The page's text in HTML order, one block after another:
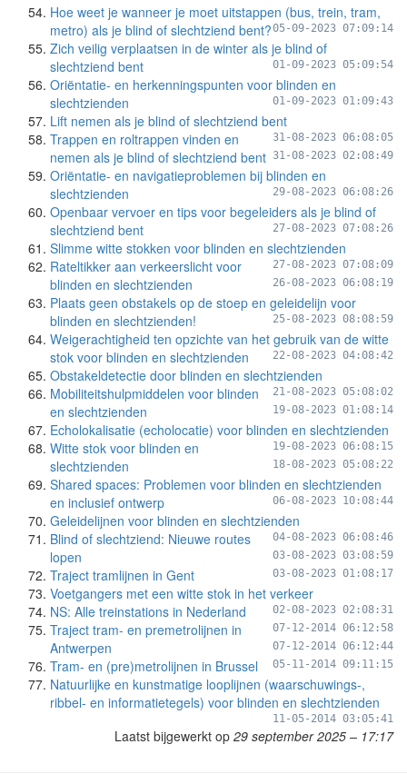
Hoe weet je wanneer je moet uitstappen (bus, trein, tram,
metro) als je blind of slechtziend bent?05-09-2023 07:09:14
Zich veilig verplaatsen in de winter als je blind of
slechtziend bent
01-09-2023 05:09:54
Oriëntatie- en herkenningspunten voor blinden en
slechtzienden
01-09-2023 01:09:43
Lift nemen als je blind of slechtziend bent
31-08-2023 06:08:05
Trappen en roltrappen vinden en
nemen als je blind of slechtziend bent 31-08-2023 02:08:49
Oriëntatie- en navigatieproblemen bij blinden en
slechtzienden
29-08-2023 06:08:26
Openbaar vervoer en tips voor begeleiders als je blind of
slechtziend bent
27-08-2023 07:08:26
Slimme witte stokken voor blinden en slechtzienden
27-08-2023 07:08:09
Rateltikker aan verkeerslicht voor
blinden en slechtzienden
26-08-2023 06:08:19
Plaats geen obstakels op de stoep en geleidelijn voor
blinden en slechtzienden!
25-08-2023 08:08:59
Weigerachtigheid ten opzichte van het gebruik van de witte
stok voor blinden en slechtzienden
22-08-2023 04:08:42
Obstakeldetectie door blinden en slechtzienden
21-08-2023 05:08:02
Mobiliteitshulpmiddelen voor blinden
en slechtzienden
19-08-2023 01:08:14
Echolokalisatie (echolocatie) voor blinden en slechtzienden
19-08-2023 06:08:15
Witte stok voor blinden en
slechtzienden
18-08-2023 05:08:22
Shared spaces: Problemen voor blinden en slechtzienden
en inclusief ontwerp
06-08-2023 10:08:44
Geleidelijnen voor blinden en slechtzienden
04-08-2023 06:08:46
Blind of slechtziend: Nieuwe routes
lopen
03-08-2023 03:08:59
Traject tramlijnen in Gent 03-08-2023 01:08:17
Voetgangers met een witte stok in het verkeer
02-08-2023 02:08:31
NS: Alle treinstations in Nederland
07-12-2014 06:12:58
Traject tram- en premetrolijnen in
Antwerpen
07-12-2014 06:12:44
Tram- en (pre)metrolijnen in Brussel 05-11-2014 09:11:15
Natuurlijke en kunstmatige looplijnen (waarschuwings-,
ribbel- en informatietegels) voor blinden en slechtzienden
11-05-2014 03:05:41
Laatst bijgewerkt op 29 september 2025 – 17:17